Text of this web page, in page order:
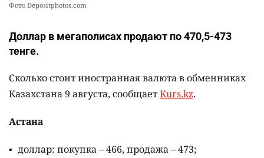
Фото Depositphotos.com
Доллар в мегаполисах продают по 470,5-473
тенге.
Сколько стоит иностранная валюта в обменниках
Казахстана 9 августа, сообщаетKurs.kz.
Астана
доллар: покупка – 466, продажа – 473;